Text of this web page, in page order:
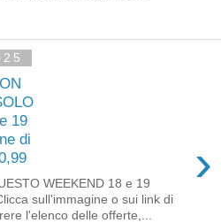
19
di
›
WEEKEND 18 e 19
sull'immagine o sui link di
l'elenco delle offerte,...